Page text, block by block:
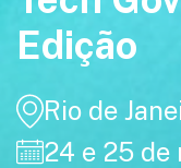
Edição
Rio de
24 e 25 de